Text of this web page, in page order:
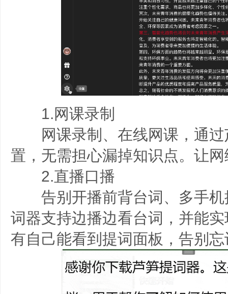
1.网课录制
网课录制、在线网课，通过
置，无需担心漏掉知识点。让
2.直播口播
告别开播前背台词、多手机
词器支持边播边看台词，并能
有自己能看到提词面板，告别